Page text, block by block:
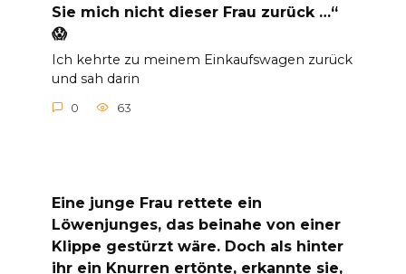
Sie mich nicht dieser Frau zurück …“
😱
Ich kehrte zu meinem Einkaufswagen zurück
und sah darin
0 63
Eine junge Frau rettete ein
Löwenjunges, das beinahe von einer
Klippe gestürzt wäre. Doch als hinter
ihr ein Knurren ertönte, erkannte sie,